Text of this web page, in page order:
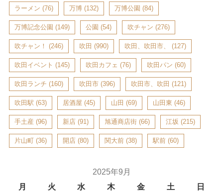
ラーメン (76) 万博 (132) 万博公園 (84)
万博記念公園 (149) 公園 (54) 吹チャン (276)
吹チャン！ (246) 吹田 (990) 吹田、吹田市、 (127)
吹田イベント (145) 吹田カフェ (76) 吹田パン (60)
吹田ランチ (160) 吹田市 (396) 吹田市、吹田 (121)
吹田駅 (63) 居酒屋 (45) 山田 (69) 山田東 (46)
手土産 (96) 新店 (91) 旭通商店街 (66) 江坂 (215)
片山町 (36) 開店 (80) 関大前 (38) 駅前 (60)
2025年9月
月
火 水 木 金 土
日